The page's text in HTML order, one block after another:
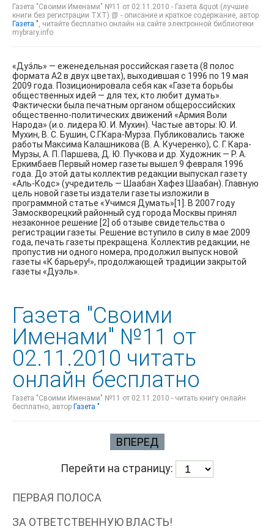
Газета "Своими Именами" №11 от 02.11.2010 - Газета &quot (лучшие
книги без регистрации TXT) 📗 - описание и краткое содержание, автор
Газета ", читайте бесплатно онлайн на сайте электронной библиотеки
mybrary.info
«Дуэ́ль» — еженедельная российская газета (8 полос
формата А2 в двух цветах), выходившая с 1996 по 19 мая
2009 года. Позиционировала себя как «Газета борьбы
общественных идей — для тех, кто любит думать».
Фактически была печатным органом общероссийских
общественно-политических движений «Армия Воли
Народа» (и.о. лидера Ю. И. Мухин). Частые авторы: Ю. И.
Мухин, В. С. Бушин, С.Г.Кара-Мурза. Публиковались также
работы Максима Калашникова (В. А. Кучеренко), С. Г. Кара-
Мурзы, А. П. Паршева, Д. Ю. Пучкова и др. Художник — Р. А.
Еркимбаев Первый номер газеты вышел 9 февраля 1996
года. До этой даты коллектив редакции выпускал газету
«Аль-Кодс» (учредитель — Шаабан Хафез Шаабан). Главную
цель новой газеты издатели газеты изложили в
программной статье «Учимся Думать»[1]. В 2007 году
Замоскворецкий районный суд города Москвы принял
незаконное решение [2] об отзыве свидетельства о
регистрации газеты. Решение вступило в силу в мае 2009
года, печать газеты прекращена. Коллектив редакции, не
пропустив ни одного номера, продолжил выпуск новой
газеты «К барьеру!», продолжающей традиции закрытой
газеты «Дуэль».
Газета "Своими
Именами" №11 от
02.11.2010 читать
онлайн бесплатно
Газета "Своими Именами" №11 от 02.11.2010 - читать книгу онлайн
бесплатно, автор Газета "
ВПЕРЕД
Перейти на страницу:
ПЕРВАЯ ПОЛОСА
ЗА ОТВЕТСТВЕННУЮ ВЛАСТЬ!